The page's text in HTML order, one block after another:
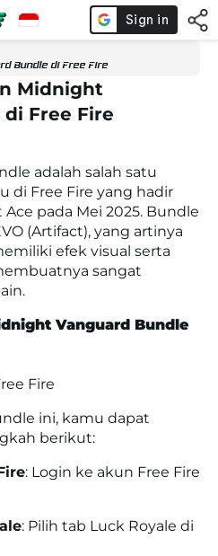
Bundle di Free Fire
Midnight
Free Fire
adalah salah satu
di Free Fire yang hadir
pada Mei 2025. Bundle
(Artifact), yang artinya
efek visual serta
sangat
Vanguard Bundle
ini, kamu dapat
berikut:
: Login ke akun Free Fire
: Pilih tab Luck Royale di